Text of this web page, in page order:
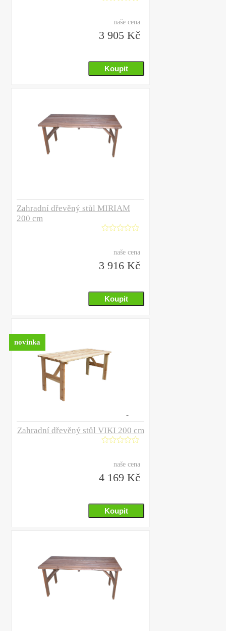
naše cena
3 905 Kč
Zahradní dřevěný stůl MIRIAM
200 cm
naše cena
3 916 Kč
Zahradní dřevěný stůl VIKI 200 cm
naše cena
4 169 Kč
novinka